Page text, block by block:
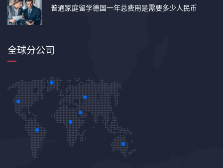
普通家庭留学德国一年总费用是需要多少人民币
全球分公司